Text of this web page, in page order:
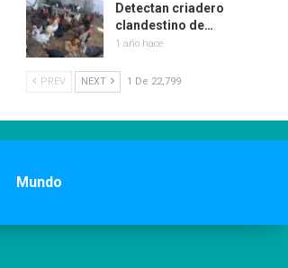
Detectan criadero
clandestino de…
1 año hace
PREV NEXT 1 De 22,799
Mundo